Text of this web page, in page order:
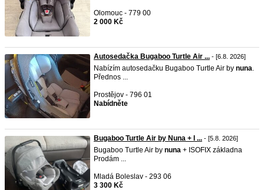
Olomouc - 779 00
2 000 Kč
Autosedačka Bugaboo Turtle Air ... - [6.8. 2026]
Nabízím autosedačku Bugaboo Turtle Air by nuna.
Přednos ...
Prostějov - 796 01
Nabídněte
Bugaboo Turtle Air by Nuna + I ... - [5.8. 2026]
Bugaboo Turtle Air by nuna + ISOFIX základna
Prodám ...
Mladá Boleslav - 293 06
3 300 Kč